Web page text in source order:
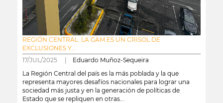
REGIÓN CENTRAL: LA GAM ES UN CRISOL DE
EXCLUSIONES Y...
17/JUL/2025 | Eduardo Muñoz-Sequeira
La Región Central del país es la más poblada y la que
representa mayores desafíos nacionales para lograr una
sociedad más justa y en la generación de políticas de
Estado que se repliquen en otras...